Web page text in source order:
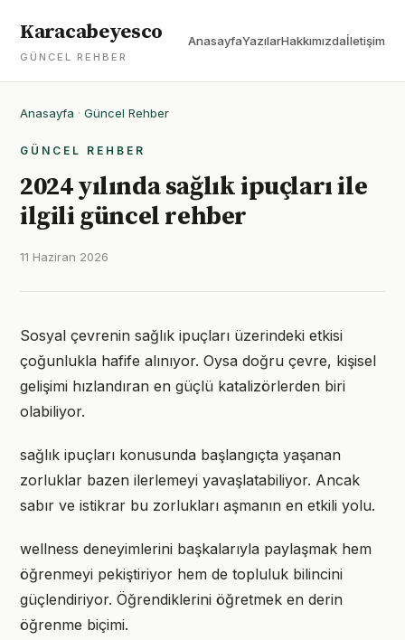
Karacabeyesco
GÜNCEL REHBER
AnasayfaYazılarHakkımızdaİletişim
Anasayfa · Güncel Rehber
GÜNCEL REHBER
2024 yılında sağlık ipuçları ile
ilgili güncel rehber
11 Haziran 2026
Sosyal çevrenin sağlık ipuçları üzerindeki etkisi
çoğunlukla hafife alınıyor. Oysa doğru çevre, kişisel
gelişimi hızlandıran en güçlü katalizörlerden biri
olabiliyor.
sağlık ipuçları konusunda başlangıçta yaşanan
zorluklar bazen ilerlemeyi yavaşlatabiliyor. Ancak
sabır ve istikrar bu zorlukları aşmanın en etkili yolu.
wellness deneyimlerini başkalarıyla paylaşmak hem
öğrenmeyi pekiştiriyor hem de topluluk bilincini
güçlendiriyor. Öğrendiklerini öğretmek en derin
öğrenme biçimi.